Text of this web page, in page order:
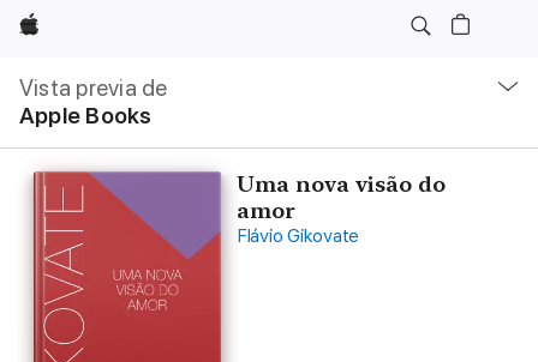
Apple
Vista previa de
Apple Books
local
Abrir
menú
Uma nova visão do
amor
Flávio Gikovate